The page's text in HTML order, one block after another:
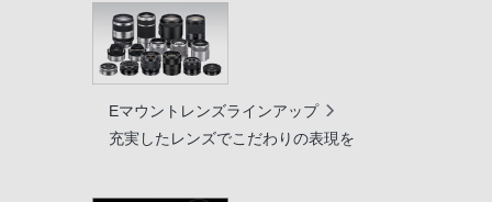
Eマウントレンズラインアップ
充実したレンズでこだわりの表現を